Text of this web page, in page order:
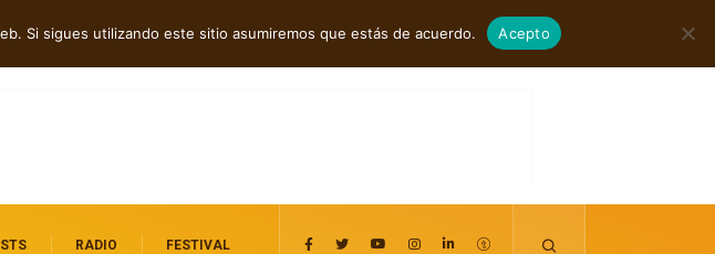
agosto 8, 2026
RADIO FESTIVAL
Si sigues utilizando este sitio asumiremos que estás de acuerdo. Acepto